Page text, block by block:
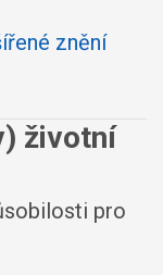
znění
životní
pro